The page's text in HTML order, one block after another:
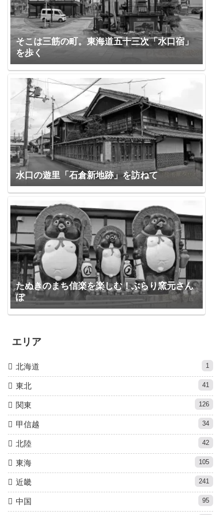
そこは三筋の町。東海道五十三次「水口宿」
を歩く
水口の遊里「石倉新地跡」を訪ねて
たぬきのまち信楽を楽しむ！ぶらり窯元さん
ぽ
エリア
北海道 1
東北 41
関東 126
甲信越 34
北陸 42
東海 105
近畿 241
中国 95